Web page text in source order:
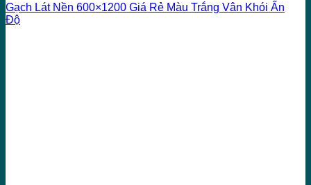
Gạch Lát Nền 600×1200 Giá Rẻ Màu Trắng Vân Khói Ấn
Độ